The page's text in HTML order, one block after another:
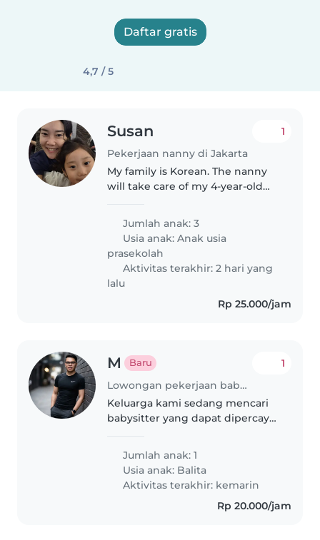
Daftar gratis
4,7 / 5
Susan
Pekerjaan nanny di Jakarta
1
My family is Korean. The nanny
will take care of my 4-year-old
Jumlah anak: 3
Usia anak:Anak usia
prasekolah
Aktivitas terakhir: 2 hari yang
lalu
Rp 25.000/jam
M Baru
Lowongan pekerjaan babysitting di Jakarta
1
Keluarga kami sedang mencari
babysitter yang dapat dipercaya
2.8 tahun. Kami membutuhkan
babysitter yang nyaman dan
bersedia membantu..
Jumlah anak: 1
Usia anak: Balita
Aktivitas terakhir: kemarin
Rp 20.000/jam